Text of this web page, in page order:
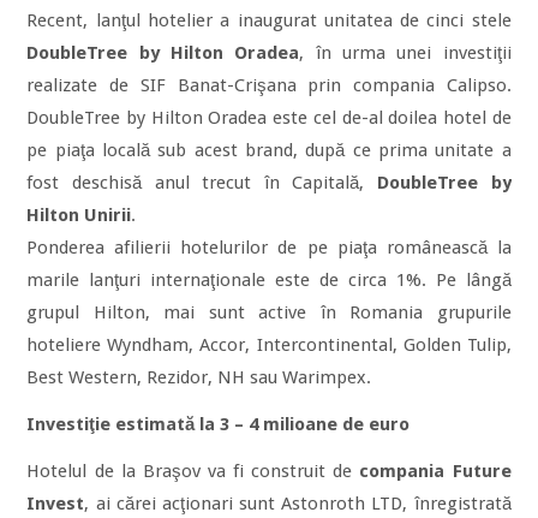
Recent, lanţul hotelier a inaugurat uni­tatea de cinci stele
DoubleTree by Hilton Oradea, în urma unei investiţii
realizate de SIF Banat-Crişana prin compania Calipso.
DoubleTree by Hilton Oradea este cel de-al doilea hotel de
pe piaţa locală sub acest brand, după ce prima unitate a
fost des­chisă anul trecut în Capitală, DoubleTree by
Hilton Unirii.
Ponderea afilierii hotelurilor de pe piaţa românească la
marile lanţuri internaţionale este de circa 1%. Pe lângă
grupul Hilton, mai sunt active în Romania grupurile
hoteliere Wyndham, Accor, Intercontinental, Golden Tulip,
Best Western, Rezidor, NH sau Warimpex.
Investiţie estimată la 3 – 4 milioane de euro
Hotelul de la Braşov va fi construit de compania Future
Invest, ai cărei acţionari sunt Astonroth LTD, înregistrată